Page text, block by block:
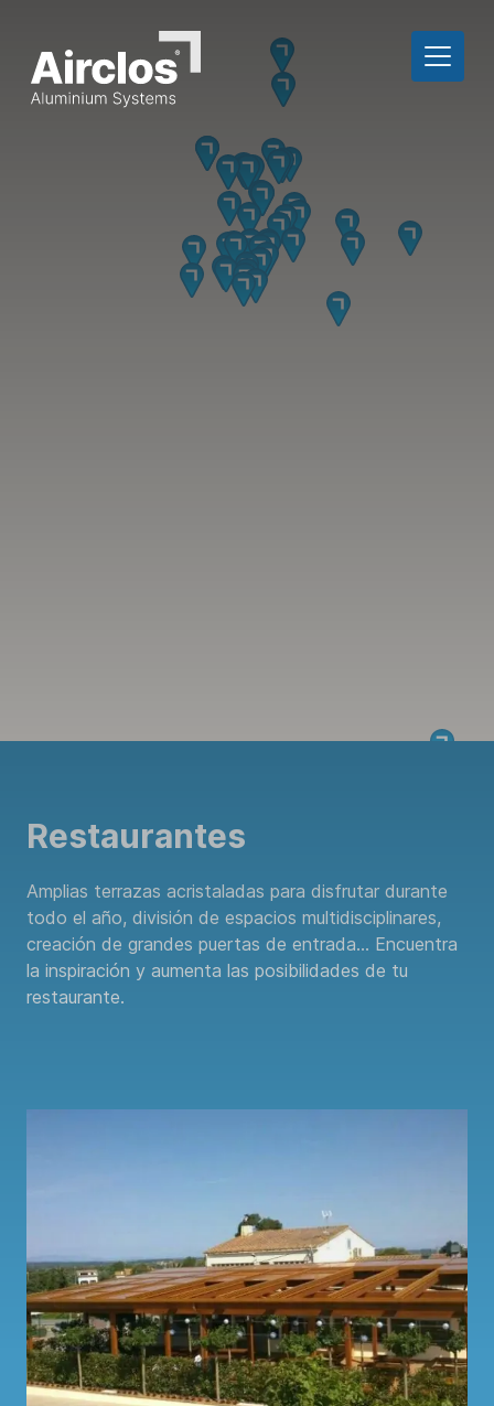
Restaurantes
Amplias terrazas acristaladas para disfrutar durante
todo el año, división de espacios multidisciplinares,
creación de grandes puertas de entrada… Encuentra
la inspiración y aumenta las posibilidades de tu
restaurante.